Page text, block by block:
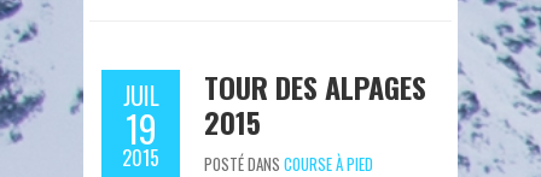
JUIL
19
2015
TOUR DES ALPAGES
2015
POSTÉ DANS COURSE À PIED